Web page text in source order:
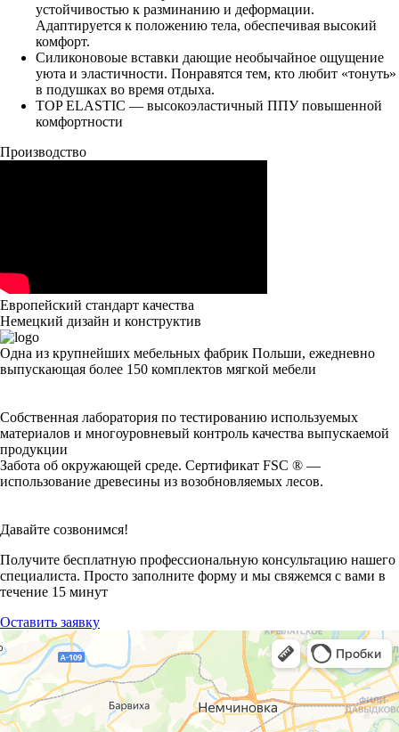
устойчивостью к разминанию и деформации.
Адаптируется к положению тела, обеспечивая высокий
комфорт.
Силиконовоые вставки дающие необычайное ощущение
уюта и эластичности. Понравятся тем, кто любит «тонуть»
в подушках во время отдыха.
TOP ELASTIC — высокоэластичный ППУ повышенной
комфортности
Производство
Европейский стандарт качества
Немецкий дизайн и конструктив
Одна из крупнейших мебельных фабрик Польши, ежедневно
выпускающая более 150 комплектов мягкой мебели
Собственная лаборатория по тестированию используемых
материалов и многоуровневый контроль качества выпускаемой
продукции
Забота об окружающей среде. Сертификат FSC ® —
использование древесины из возобновляемых лесов.
Давайте созвонимся!
Получите бесплатную профессиональную консультацию нашего
специалиста. Просто заполните форму и мы свяжемся с вами в
течение 15 минут
Оставить заявку